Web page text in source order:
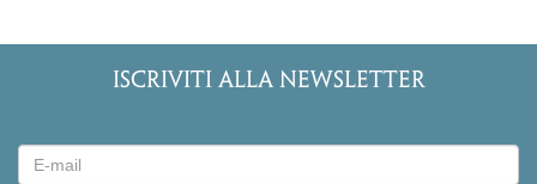
ISCRIVITI ALLA NEWSLETTER